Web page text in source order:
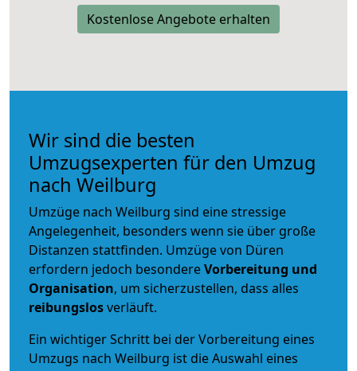
Kostenlose Angebote erhalten
Wir sind die besten
Umzugsexperten für den Umzug
nach Weilburg
Umzüge nach Weilburg sind eine stressige
Angelegenheit, besonders wenn sie über große
Distanzen stattfinden. Umzüge von Düren
erfordern jedoch besondereVorbereitung und
Organisation, um sicherzustellen, dass alles
reibungslosverläuft.
Ein wichtiger Schritt bei der Vorbereitung eines
Umzugs nach Weilburg ist die Auswahl eines